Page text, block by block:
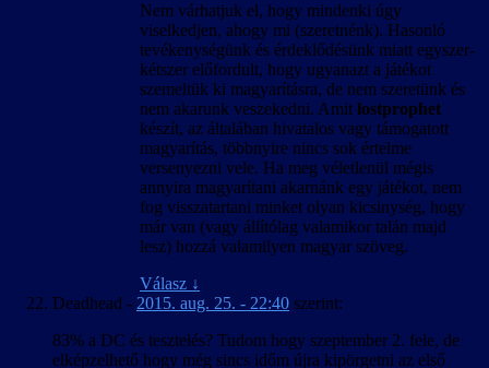
Nem várhatjuk el, hogy mindenki úgy
viselkedjen, ahogy mi (szeretnénk). Hasonló
tevékenységünk és érdeklődésünk miatt egyszer-
kétszer előfordult, hogy ugyanazt a játékot
szemeltük ki magyarításra, de nem szeretünk és
nem akarunk veszekedni. Amit lostprophet
készít, az általában hivatalos vagy támogatott
magyarítás, többnyire nincs sok értelme
versenyezni vele. Ha meg véletlenül mégis
annyira magyarítani akarnánk egy játékot, nem
fog visszatartani minket olyan kicsinység, hogy
már van (vagy állítólag valamikor talán majd
lesz) hozzá valamilyen magyar szöveg.
Válasz ↓
Deadhead - 2015. aug. 25. - 22:40 szerint:
83% a DC és tesztelés? Tudom hogy szeptember 2. fele, de
elképzelhető hogy még sincs időm újra kipörgetni az első